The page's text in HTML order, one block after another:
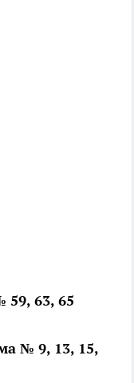
63, 65
№ 9, 13, 15,